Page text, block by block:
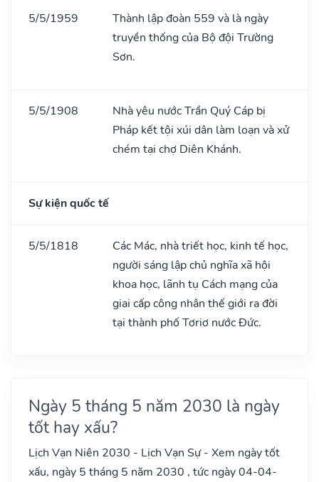
5/5/1959
Thành lập đoàn 559 và là ngày
truyền thống của Bộ đội Trường
Sơn.
5/5/1908
Nhà yêu nước Trần Quý Cáp bị
Pháp kết tội xúi dân làm loạn và xử
chém tại chợ Diên Khánh.
Sự kiện quốc tế
5/5/1818
Các Mác, nhà triết học, kinh tế học,
người sáng lập chủ nghĩa xã hội
khoa học, lãnh tụ Cách mạng của
giai cấp công nhân thế giới ra đời
tại thành phố Tơriơ nước Đức.
Ngày 5 tháng 5 năm 2030 là ngày
tốt hay xấu?
Lịch Vạn Niên 2030 - Lịch Vạn Sự - Xem ngày tốt
xấu, ngày 5 tháng 5 năm 2030 , tức ngày 04-04-